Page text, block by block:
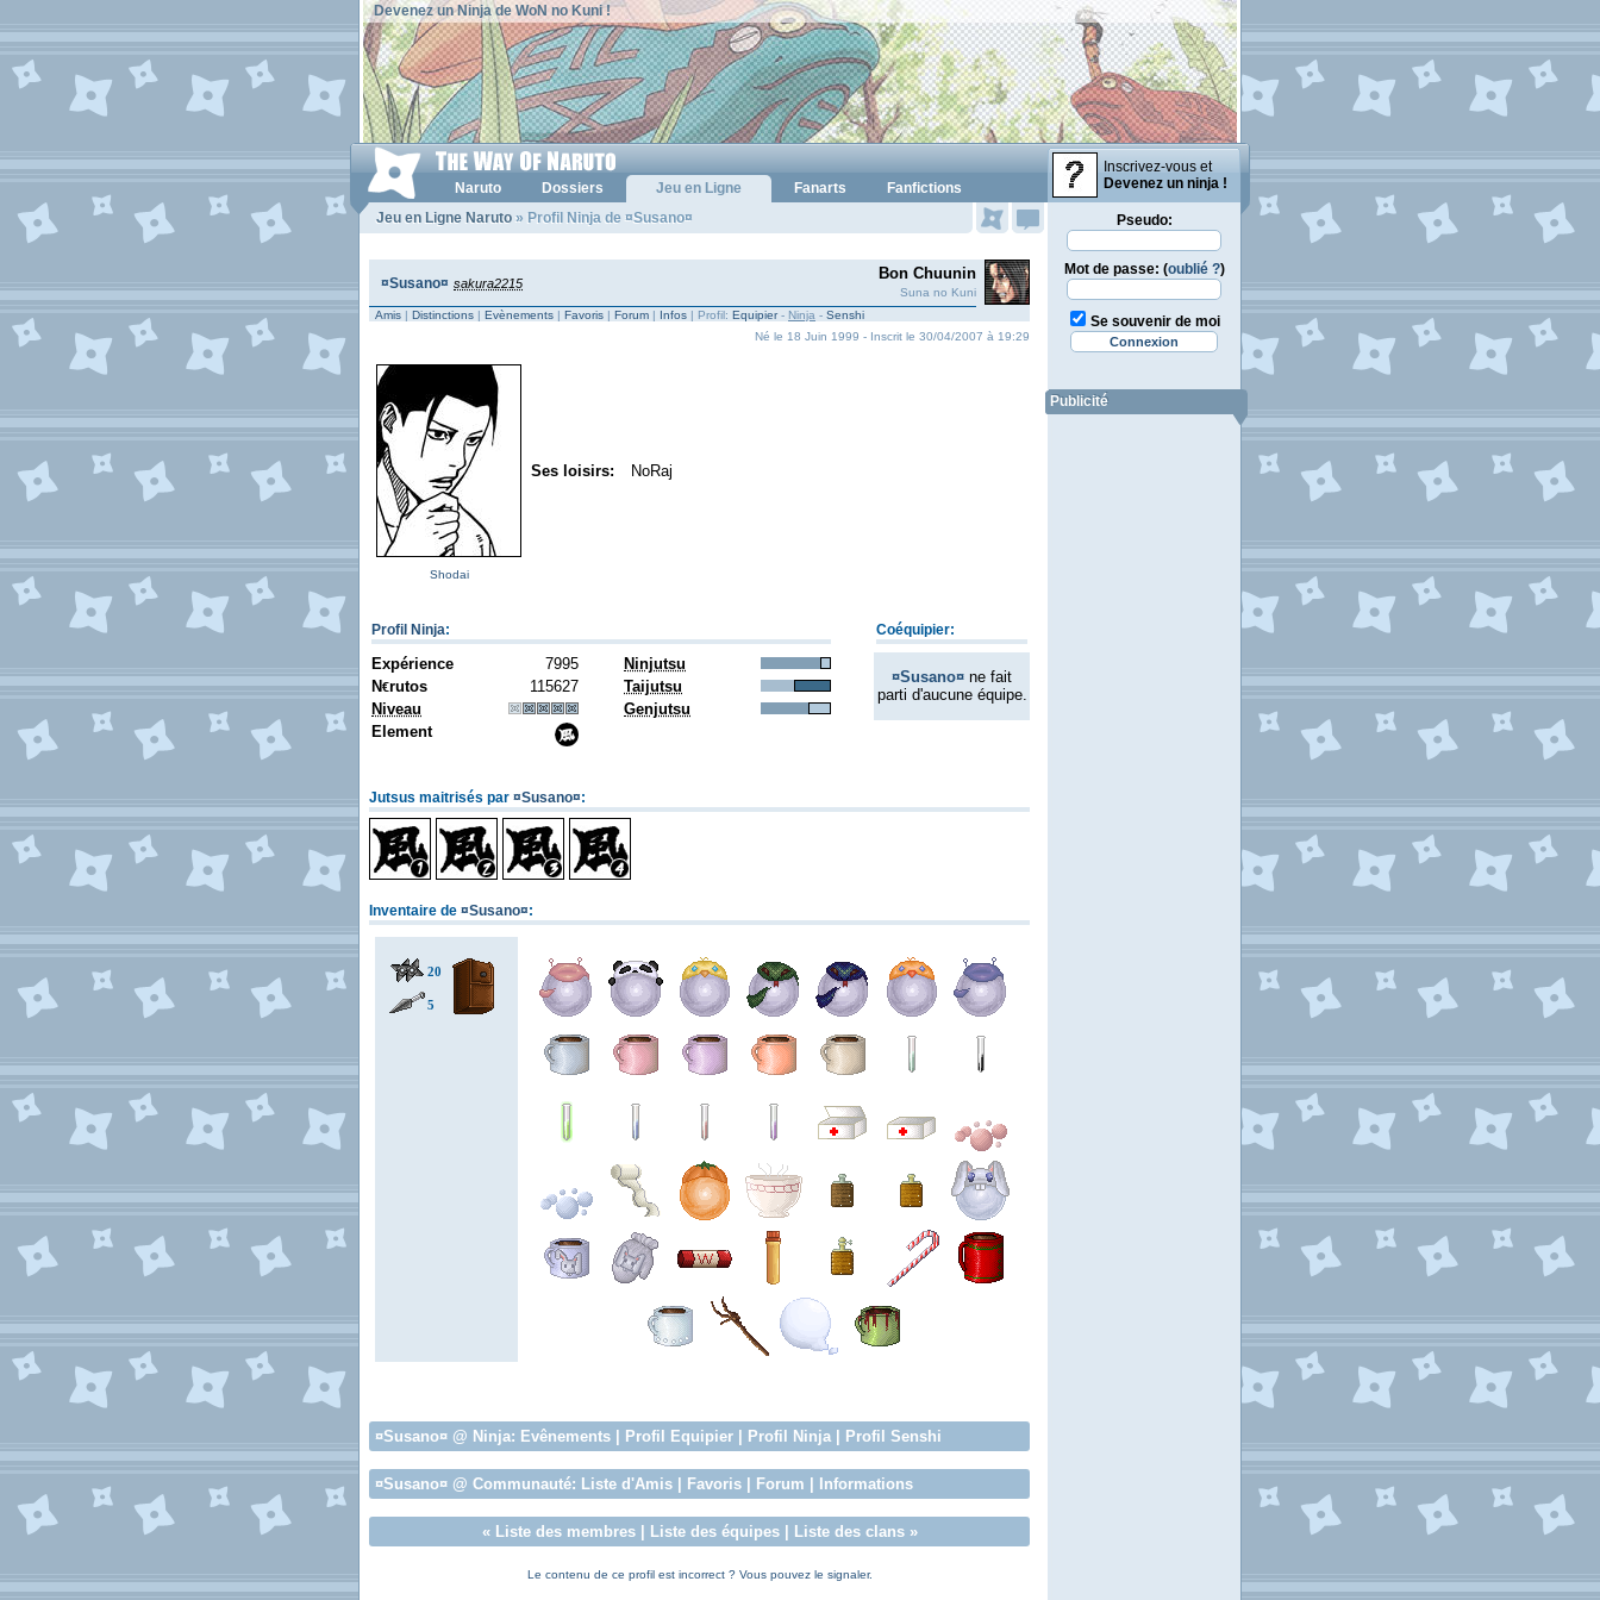
Devenez un Ninja de WoN no Kuni !
Inscrivez-vous et
Devenez un ninja !
Naruto Dossiers Jeu en Ligne Fanarts
Fanfictions
Jeu en Ligne Naruto » Profil Ninja de ¤Susano¤
¤Susano¤ sakura2215
Bon Chuunin
Suna no Kuni
Amis | Distinctions | Evènements | Favoris | Forum | Infos | Profil: Equipier- Ninja - Senshi
Né le 18 Juin 1999 - Inscrit le 30/04/2007 à 19:29
Shodai
Ses loisirs: NoRaj
Profil Ninja: Coéquipier:
Expérience 7995 Ninjutsu
¤Susano¤ ne fait
parti d'aucune équipe.
N€rutos 115627
Taijutsu
Niveau
Genjutsu
Element
Jutsus maitrisés par ¤Susano¤:
Inventaire de ¤Susano¤:
20
5
¤Susano¤ @ Ninja: Evênements Profil Equipier Profil Ninja| Profil Senshi
¤Susano¤ @ Communauté: Liste d'Amis Favoris Forum Informations
« Liste des membres| Liste des équipes| Liste des clans»
Le contenu de ce profil est incorrect ? Vous pouvez le signaler.
Pseudo:
Mot de passe: (oublié ?)
Se souvenir de moi
Publicité